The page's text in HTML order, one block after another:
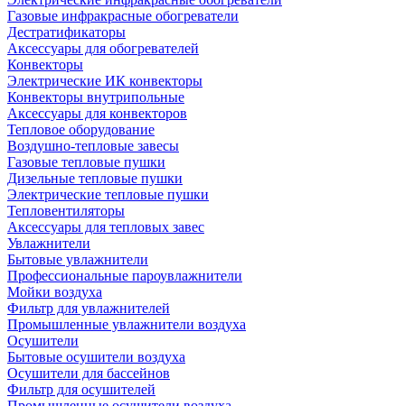
Газовые инфракрасные обогреватели
Дестратификаторы
Аксессуары для обогревателей
Конвекторы
Электрические ИК конвекторы
Конвекторы внутрипольные
Аксессуары для конвекторов
Тепловое оборудование
Воздушно-тепловые завесы
Газовые тепловые пушки
Дизельные тепловые пушки
Электрические тепловые пушки
Тепловентиляторы
Аксессуары для тепловых завес
Увлажнители
Бытовые увлажнители
Профессиональные пароувлажнители
Мойки воздуха
Фильтр для увлажнителей
Промышленные увлажнители воздуха
Осушители
Бытовые осушители воздуха
Осушители для бассейнов
Фильтр для осушителей